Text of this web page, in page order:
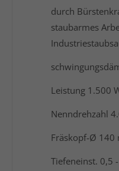
durch
staubarmes
Leistung 1.500
Nenndrehzahl
Fräskopf-Ø 140
Tiefeneinst. 0,5